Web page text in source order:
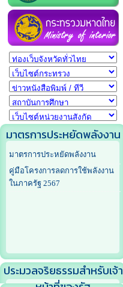
มาตรการประหยัดพลังงาน
มาตรการประหยัดพลังงาน
คู่มือโครงการลดการใช้พลังงาน
ในภาครัฐ 2567
ประมวลจริยธรรมสำหรับเจ้า